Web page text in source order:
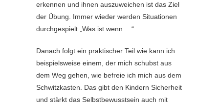
erkennen und ihnen auszuweichen ist das Ziel
der Übung. Immer wieder werden Situationen
durchgespielt „Was ist wenn …“.
Danach folgt ein praktischer Teil wie kann ich
beispielsweise einem, der mich schubst aus
dem Weg gehen, wie befreie ich mich aus dem
Schwitzkasten. Das gibt den Kindern Sicherheit
und stärkt das Selbstbewusstsein auch mit